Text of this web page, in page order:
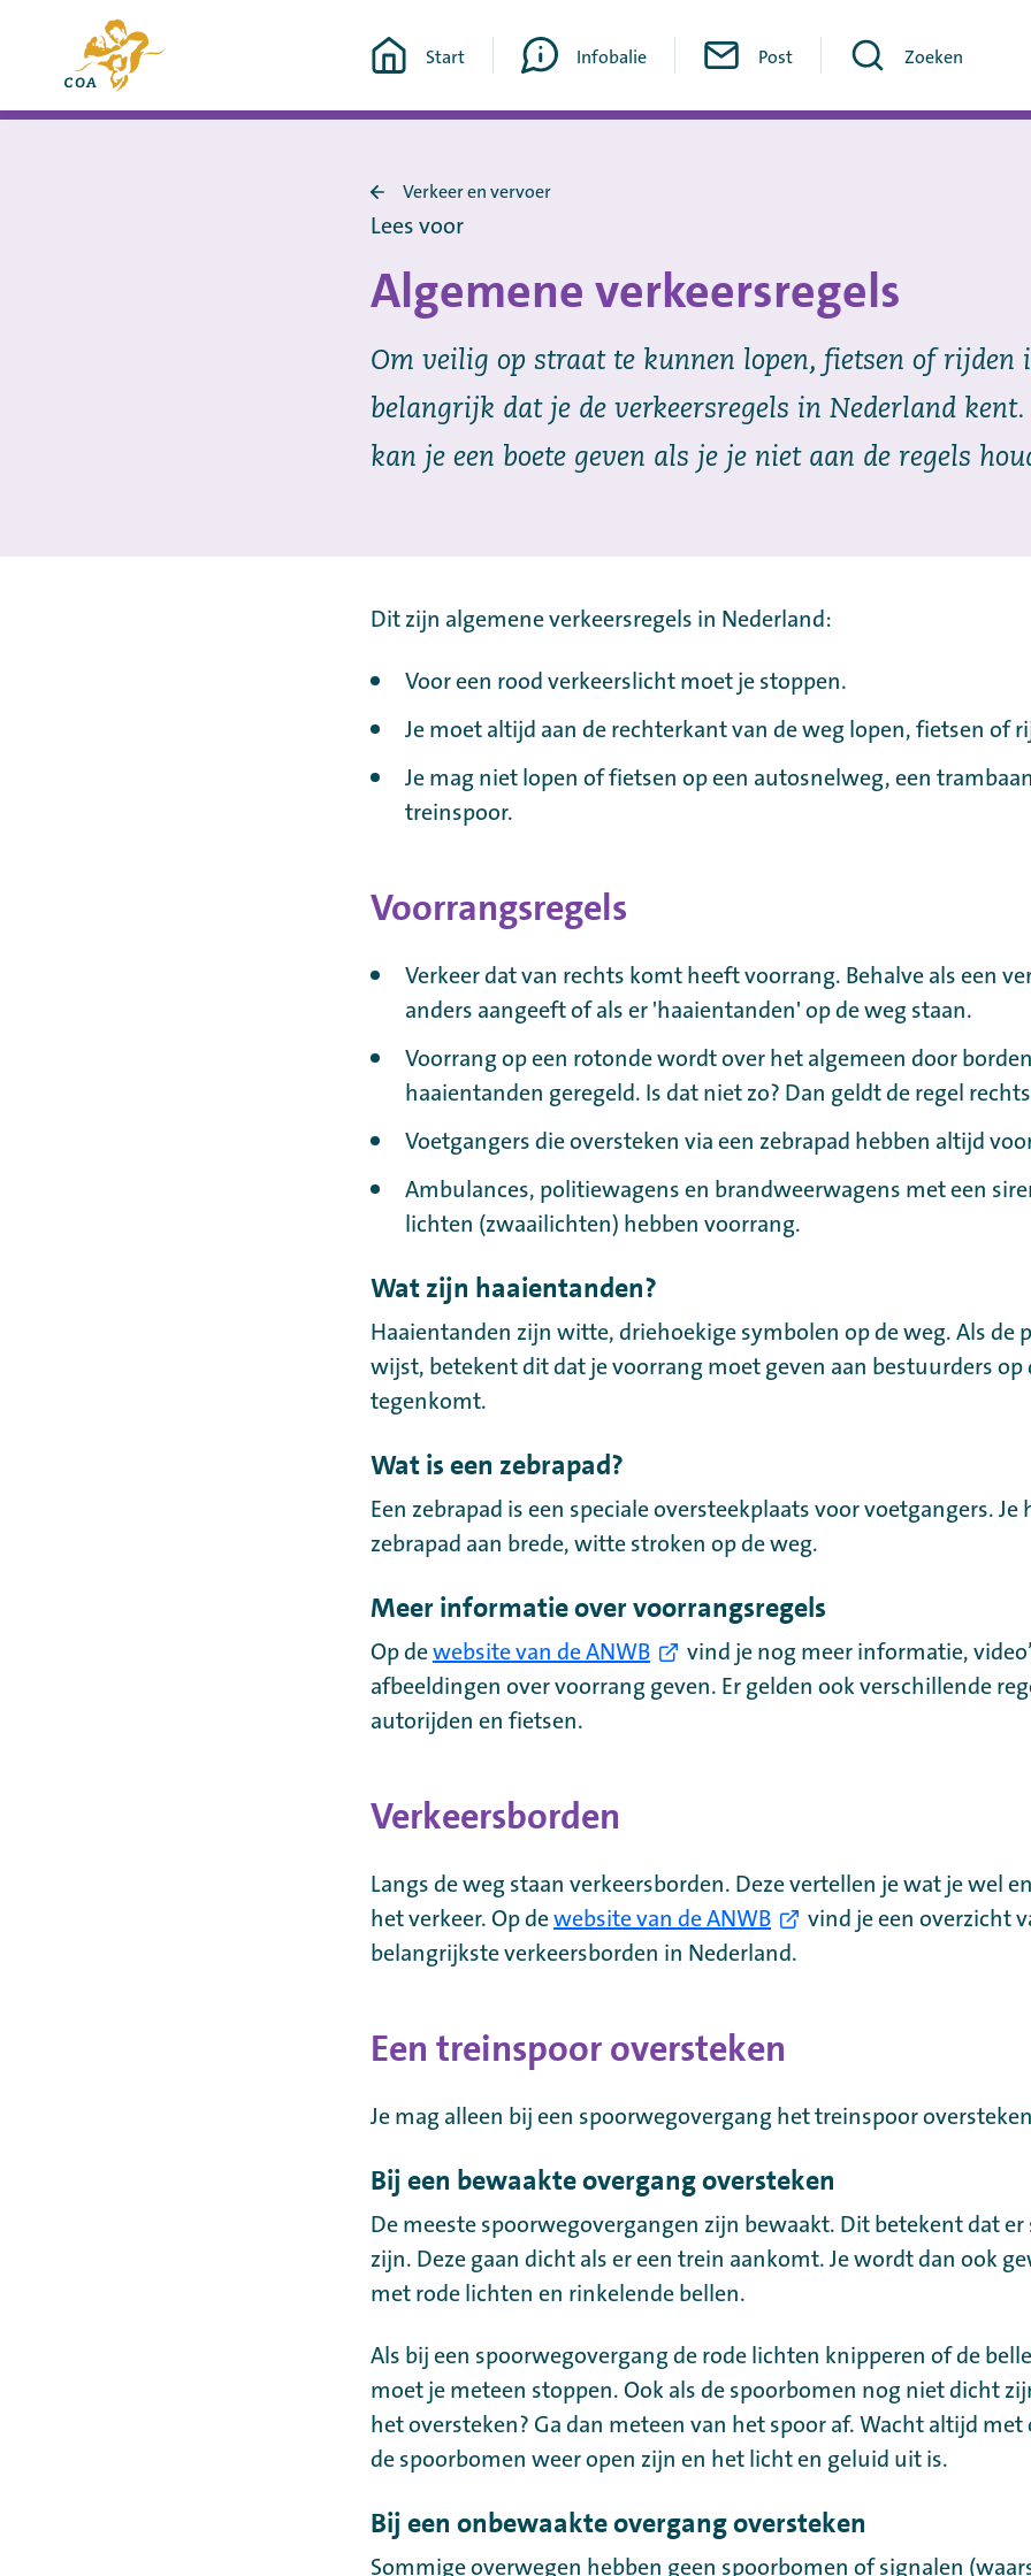
de
Naar
de
startpagina
Start Infobalie Post Zoeken
naar
en
vervoer
Verkeer en vervoer
Lees voor
Algemene verkeersregels
Om veilig op straat te kunnen lopen, fietsen of rijden
belangrijk dat je de verkeersregels in Nederland
kan je een boete geven als je je niet aan de regels
Dit zijn algemene verkeersregels in Nederland:
Voor een rood verkeerslicht moet je stoppen.
Je moet altijd aan de rechterkant van de weg lopen, fietsen of
Je mag niet lopen of fietsen op een autosnelweg, een
treinspoor.
Voorrangsregels
Verkeer dat van rechts komt heeft voorrang. Behalve als een
anders aangeeft of als er 'haaientanden' op de weg staan.
Voorrang op een rotonde wordt over het algemeen door
haaientanden geregeld. Is dat niet zo? Dan geldt de regel
Voetgangers die oversteken via een zebrapad hebben altijd
Ambulances, politiewagens en brandweerwagens met een
lichten (zwaailichten) hebben voorrang.
Wat zijn haaientanden?
Haaientanden zijn witte, driehoekige symbolen op de weg. Als de
wijst, betekent dit dat je voorrang moet geven aan bestuurders op
tegenkomt.
Wat is een zebrapad?
Een zebrapad is een speciale oversteekplaats voor voetgangers. Je
zebrapad aan brede, witte stroken op de weg.
Meer informatie over voorrangsregels
Op dewebsite van de ANWB
vind je nog meer informatie,
afbeeldingen over voorrang geven. Er gelden ook verschillende
autorijden en fietsen.
Verkeersborden
Langs de weg staan verkeersborden. Deze vertellen je wat je wel
het verkeer. Op dewebsite van de ANWB
vind je een overzicht
belangrijkste verkeersborden in Nederland.
Een treinspoor oversteken
Je mag alleen bij een spoorwegovergang het treinspoor
Bij een bewaakte overgang oversteken
De meeste spoorwegovergangen zijn bewaakt. Dit betekent dat
zijn. Deze gaan dicht als er een trein aankomt. Je wordt dan ook
met rode lichten en rinkelende bellen.
Als bij een spoorwegovergang de rode lichten knipperen of de
moet je meteen stoppen. Ook als de spoorbomen nog niet dicht
het oversteken? Ga dan meteen van het spoor af. Wacht altijd
de spoorbomen weer open zijn en het licht en geluid uit is.
Bij een onbewaakte overgang oversteken
Sommige overwegen hebben geen spoorbomen of signalen